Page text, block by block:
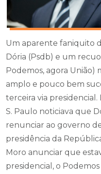
Um aparente faniquito
Dória (Psdb) e um
Podemos, agora União)
amplo e pouco bem
terceira via
S. Paulo noticiava que
renunciar ao governo
presidência da
Moro anunciar que
presidencial, o